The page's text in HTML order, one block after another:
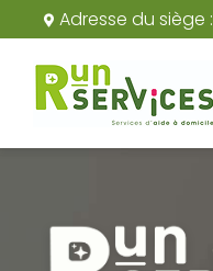
au
contenu
principal
Adresse du siège :